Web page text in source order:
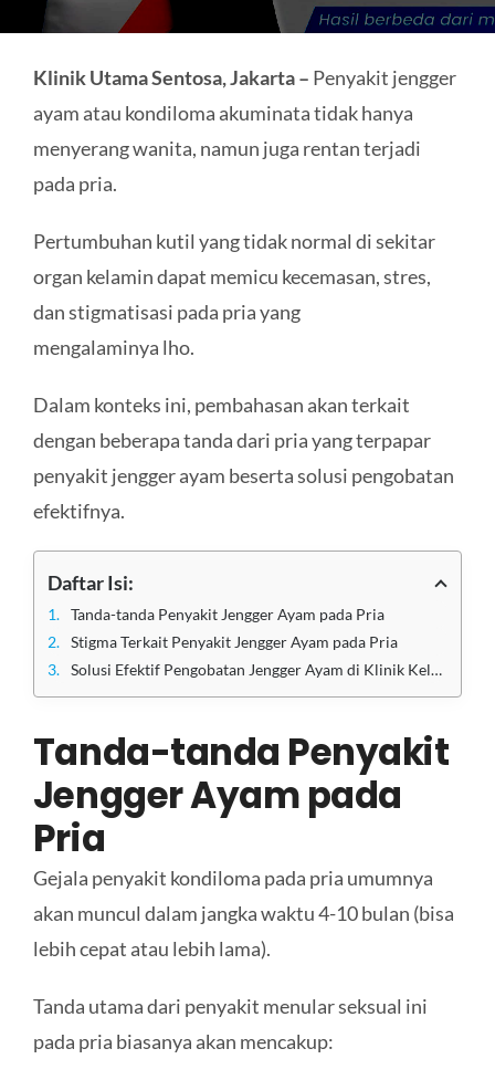
Klinik Utama Sentosa, Jakarta – Penyakit jengger
ayam atau kondiloma akuminata tidak hanya
menyerang wanita, namun juga rentan terjadi
pada pria.
Pertumbuhan kutil yang tidak normal di sekitar
organ kelamin dapat memicu kecemasan, stres,
dan stigmatisasi pada pria yang
mengalaminya lho.
Dalam konteks ini, pembahasan akan terkait
dengan beberapa tanda dari pria yang terpapar
penyakit jengger ayam beserta solusi pengobatan
efektifnya.
Daftar Isi:
Tanda-tanda Penyakit Jengger Ayam pada Pria
Stigma Terkait Penyakit Jengger Ayam pada Pria
Solusi Efektif Pengobatan Jengger Ayam di Klinik Kelamin Jakarta
Tanda-tanda Penyakit
Jengger Ayam pada
Pria
Gejala penyakit kondiloma pada pria umumnya
akan muncul dalam jangka waktu 4-10 bulan (bisa
lebih cepat atau lebih lama).
Tanda utama dari penyakit menular seksual ini
pada pria biasanya akan mencakup: